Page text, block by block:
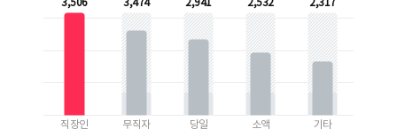
3,506
직장인
3,474
무직자
2,941
당일
2,532
소액
2,317
기타